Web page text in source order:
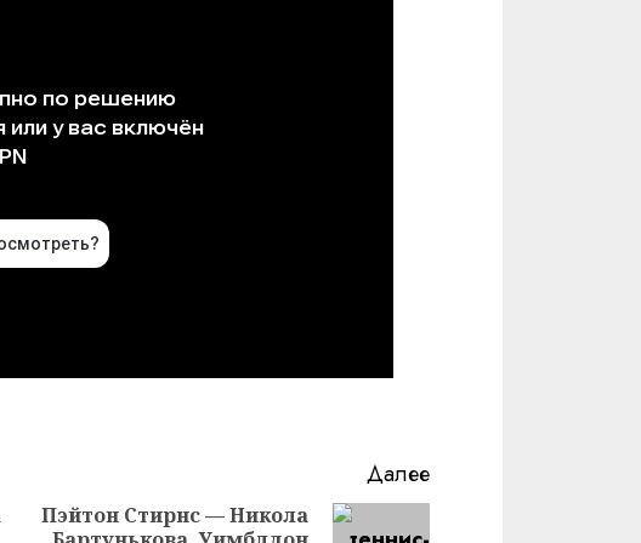
Далее
Пэйтон Стирнс — Никола